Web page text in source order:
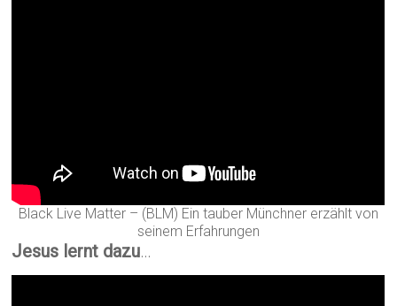
Black Live Matter – (BLM) Ein tauber Münchner erzählt von
seinem Erfahrungen
Jesus lernt dazu…